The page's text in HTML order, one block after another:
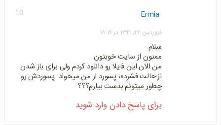
-10 Ermia
فروردین ۲۲, ۱۳۹۹ در ۱۸:۱۹
سلام
ممنون از سایت خوبتون
من الان این فایلا رو دانلود کردم ولی برای باز شدن
از حالت فشرده، پسورد از من میخواد. پسوردش رو
چطور میتونم بدست بیارم؟؟؟
برای پاسخ دادن وارد شوید